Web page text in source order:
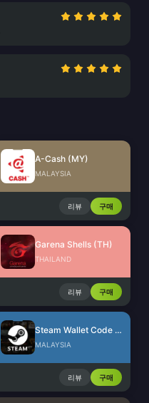
A-Cash (MY)
MALAYSIA
리뷰 구매
Garena Shells (TH)
THAILAND
리뷰 구매
Steam Wallet Code (MYR)
MALAYSIA
리뷰 구매